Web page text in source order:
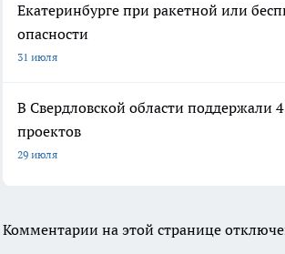
Екатеринбурге при ракетной или
опасности
31 июля
В Свердловской области поддержали
проектов
29 июля
Комментарии на этой странице